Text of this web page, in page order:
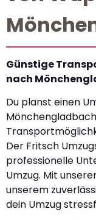
Günstige
nach
Du planst einen
Der Fritsch
professionelle
Umzug. Mit
unserem
dein Umzug